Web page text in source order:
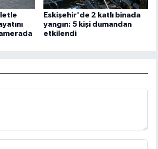
Eskişehir'de 2 katlı binada
yangın: 5 kişi dumandan
etkilendi